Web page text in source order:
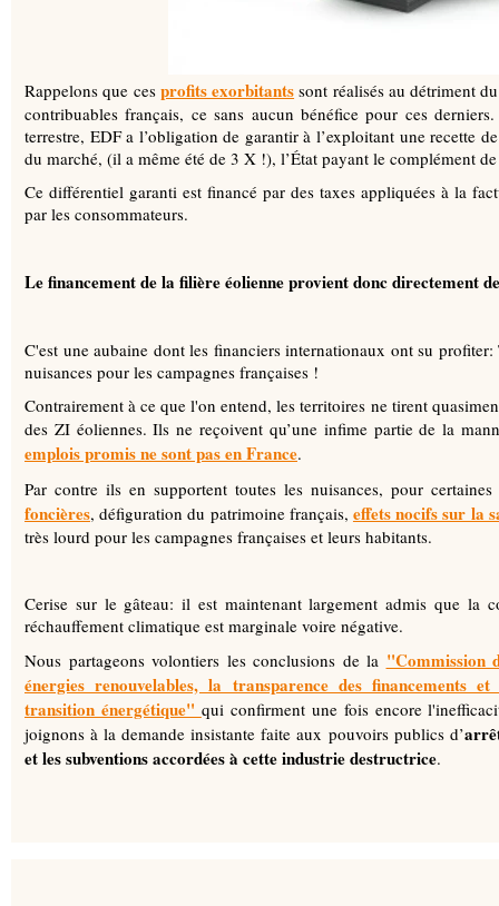
Rappelons que ces profits exorbitants sont réalisés au détriment
contribuables français, ce sans aucun bénéfice pour ces
terrestre, EDF a l’obligation de garantir à l’exploitant une recette
du marché, (il a même été de 3 X !), l’État payant le complément
Ce différentiel garanti est financé par des taxes appliquées à la
par les consommateurs.
Le financement de la filière éolienne provient donc directement
C'est une aubaine dont les financiers internationaux ont su
nuisances pour les campagnes françaises !
Contrairement à ce que l'on entend, les territoires ne tirent
des ZI éoliennes. Ils ne reçoivent qu’une infime partie de la
emplois promis ne sont pas en France.
Par contre ils en supportent toutes les nuisances, pour
foncières, défiguration du patrimoine français, effets nocifs sur la
très lourd pour les campagnes françaises et leurs habitants.
Cerise sur le gâteau: il est maintenant largement admis que la
réchauffement climatique est marginale voire négative.
Nous partageons volontiers les conclusions de la "Commission
énergies renouvelables, la transparence des financements
transition énergétique" qui confirment une fois encore
joignons à la demande insistante faite aux pouvoirs publics d’
et les subventions accordées à cette industrie destructrice.